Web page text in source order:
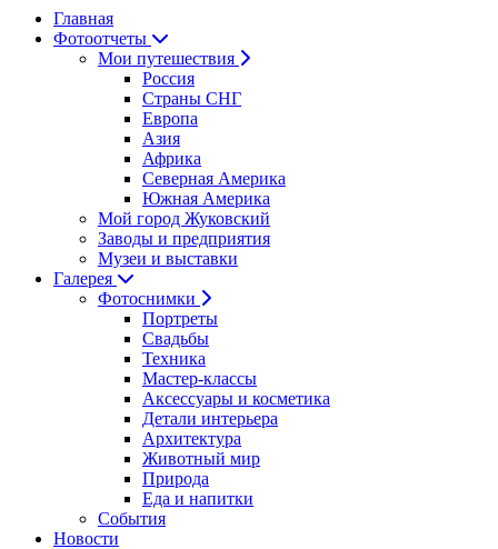
Главная
Фотоотчеты
Мои путешествия
Россия
Страны СНГ
Европа
Азия
Африка
Северная Америка
Южная Америка
Мой город Жуковский
Заводы и предприятия
Музеи и выставки
Галерея
Фотоснимки
Портреты
Свадьбы
Техника
Мастер-классы
Аксессуары и косметика
Детали интерьера
Архитектура
Животный мир
Природа
Еда и напитки
События
Новости